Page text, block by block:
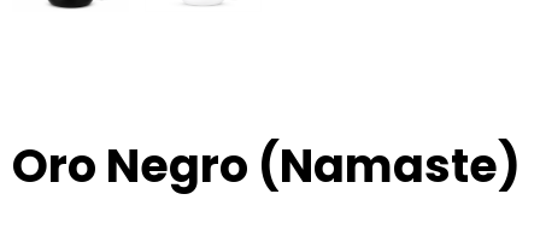
Oro Negro (Namaste)